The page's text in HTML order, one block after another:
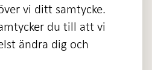
vi ditt samtycke.
du till att vi
ändra dig och